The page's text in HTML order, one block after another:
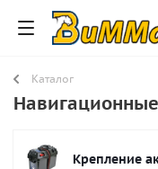
Каталог
Крепление